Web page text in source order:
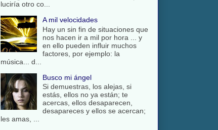
luciría otro co...
A mil velocidades
Hay un sin fin de situaciones que
nos hacen ir a mil por hora ... y
en ello pueden influir muchos
factores, por ejemplo: la
música... d...
Busco mi ángel
Si demuestras, los alejas, si
estás, ellos no ya están; te
acercas, ellos desaparecen,
desapareces y ellos se acercan;
les amas, ...